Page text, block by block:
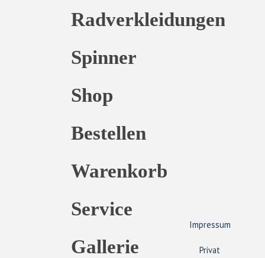
Radverkleidungen
Spinner
Shop
Bestellen
Warenkorb
Service
Gallerie
Impressum
Privat